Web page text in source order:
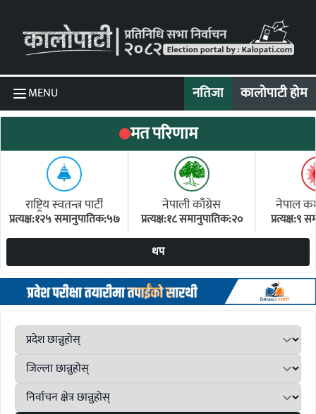
MENU नतिजा कालोपाटी होम
मत परिणाम
राष्ट्रिय स्वतन्त्र पार्टी
प्रत्यक्ष:१२५ समानुपातिक:५७
नेपाली काँग्रेस
प्रत्यक्ष:१८ समानुपातिक:२०
नेपाल
प्रत्यक्ष:९
थप